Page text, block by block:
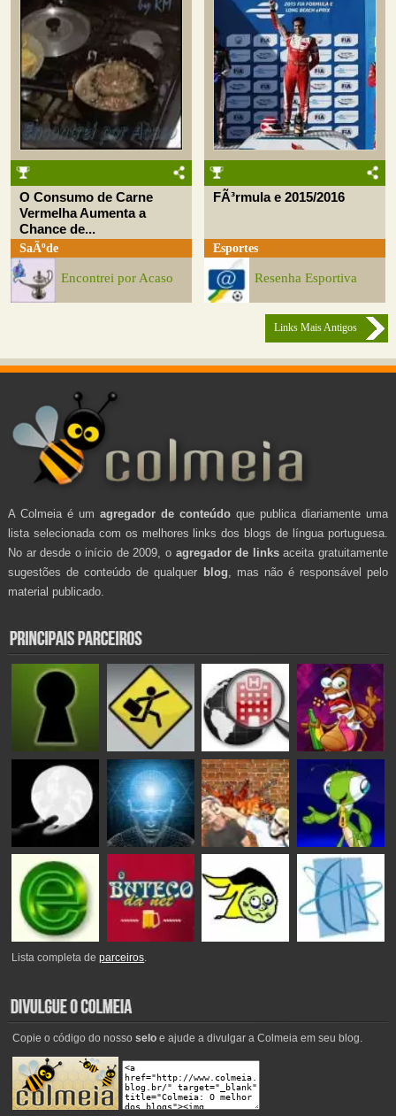
O Consumo de Carne
Vermelha Aumenta a
Chance de...
SaÃºde
Encontrei por Acaso
FÃ³rmula e 2015/2016
Esportes
Resenha Esportiva
Links Mais Antigos
A Colmeia é um agregador de conteúdo que publica diariamente uma
lista selecionada com os melhores links dos blogs de língua portuguesa.
No ar desde o início de 2009, o agregador de linksaceita gratuitamente
sugestões de conteúdo de qualquer blog , mas não é responsável pelo
material publicado.
Lista completa deparceiros.
Copie o código do nosso seloe ajude a divulgar a Colmeia em seu blog.